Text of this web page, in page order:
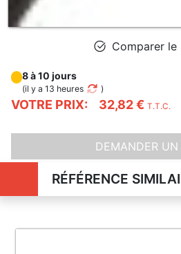
Comparer
VOTRE PRIX: 32,82 € T.T.C.
8 à 10 jours
(il y a 13 heures )
DEMANDER UN
RÉFÉRENCE